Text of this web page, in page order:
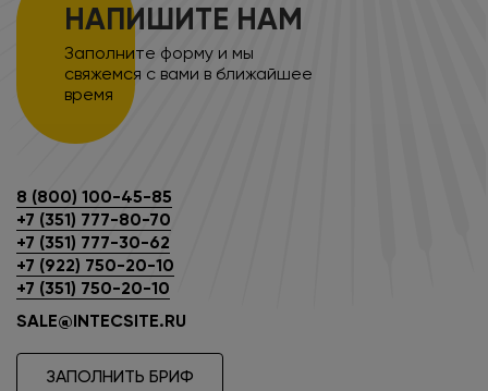
НАПИШИТЕ НАМ
Заполните форму и мы
свяжемся с вами в ближайшее
время
8 (800) 100-45-85
+7 (351) 777-80-70
+7 (351) 777-30-62
+7 (922) 750-20-10
+7 (351) 750-20-10
SALE@INTECSITE.RU
ЗАПОЛНИТЬ БРИФ